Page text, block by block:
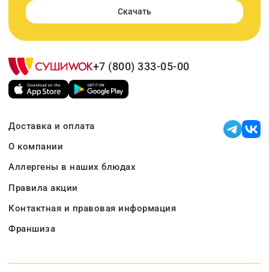
Скачать
+7 (800) 333-05-00
Доставка и оплата
О компании
Аллергены в наших блюдах
Правила акции
Контактная и правовая информация
Франшиза